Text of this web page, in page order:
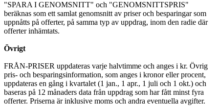
"SPARA I GENOMSNITT" och "GENOMSNITTSPRIS"
beräknas som ett samlat genomsnitt av priser och besparingar som
uppnåtts på offerter, på samma typ av uppdrag, inom den radie där
offerter inhämtats.
Övrigt
FRÅN-PRISER uppdateras varje halvtimme och anges i kr. Övrig
pris- och besparingsinformation, som anges i kronor eller procent,
uppdateras en gång i kvartalet (1 jan., 1 apr., 1 juli och 1 okt.) och
baseras på 12 månaders data från uppdrag som har fått minst fyra
offerter. Priserna är inklusive moms och andra eventuella avgifter.